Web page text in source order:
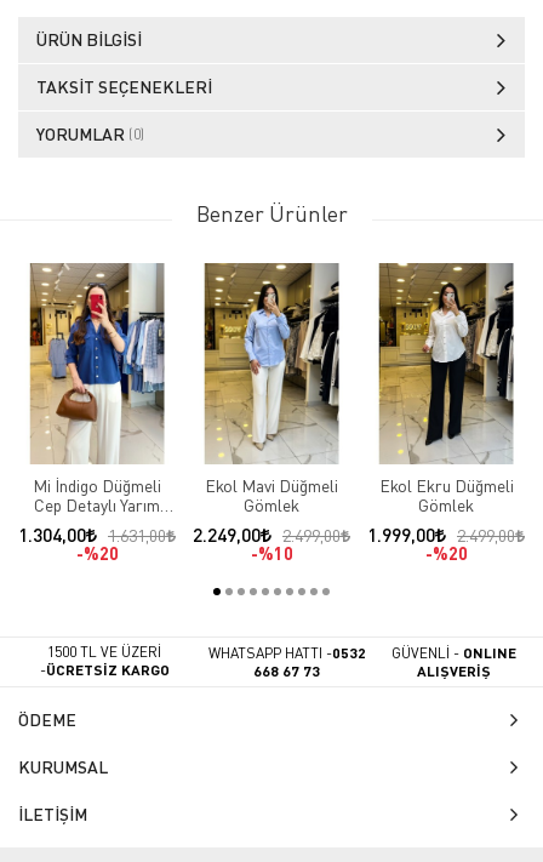
ÜRÜN BILGISI
TAKSIT SEÇENEKLERI
YORUMLAR (0)
Benzer Ürünler
Mi İndigo Düğmeli
Cep Detaylı Yarım
Kollu Gömlek
1.304,00
1.631,00
%20
Ekol Mavi Düğmeli
Gömlek
2.249,00
2.499,00
%10
Ekol Ekru Düğmeli
Gömlek
1.999,00
2.499,00
%20
1500 TL VE ÜZERİ
-ÜCRETSİZ KARGO
WHATSAPP HATTI -0532
668 67 73
GÜVENLİ - ONLINE
ALIŞVERİŞ
ÖDEME
KURUMSAL
İLETİŞİM